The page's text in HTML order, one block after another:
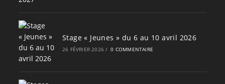
Stage « Jeunes » du 6 au 10 avril 2026
26 FÉVRIER 2026 / 0 COMMENTAIRE